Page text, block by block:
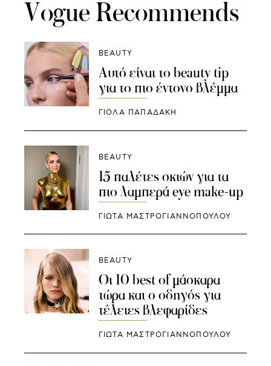
Vogue Recommends
BEAUTY
Αυτό είναι το beauty tip
για το πιο έντονο βλέμμα
ΓΙΌΛΑ ΠΑΠΑΔΆΚΗ
BEAUTY
15 παλέτες σκιών για τα
πιο λαμπερά eye make-up
ΓΙΩΤΑ ΜΑΣΤΡΟΓΙΑΝΝΟΠΟΥΛΟΥ
BEAUTY
Οι 10 best of μάσκαρα
τώρα και ο οδηγός για
τέλειες βλεφαρίδες
ΓΙΩΤΑ ΜΑΣΤΡΟΓΙΑΝΝΟΠΟΥΛΟΥ